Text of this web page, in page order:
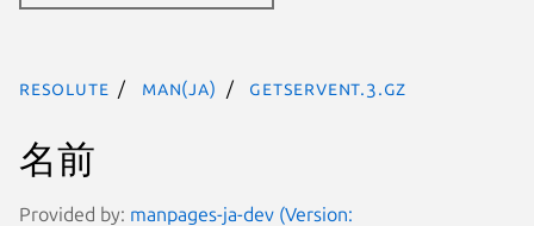
resolute man(ja) getservent.3.gz
名前
Provided by: manpages-ja-dev (Version: